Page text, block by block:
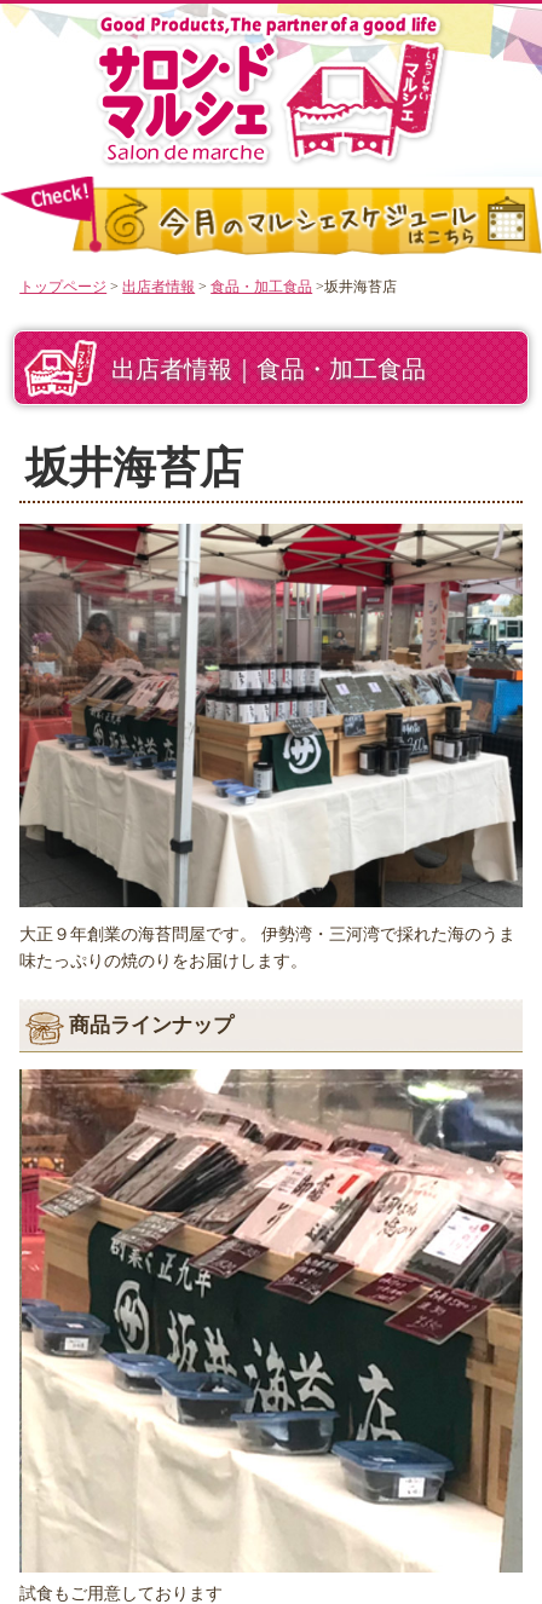
トップページ >出店者情報 >食品・加工食品 >坂井海苔店
出店者情報｜食品・加工食品
坂井海苔店
大正９年創業の海苔問屋です。 伊勢湾・三河湾で採れた海のうま
味たっぷりの焼のりをお届けします。
商品ラインナップ
試食もご用意しております